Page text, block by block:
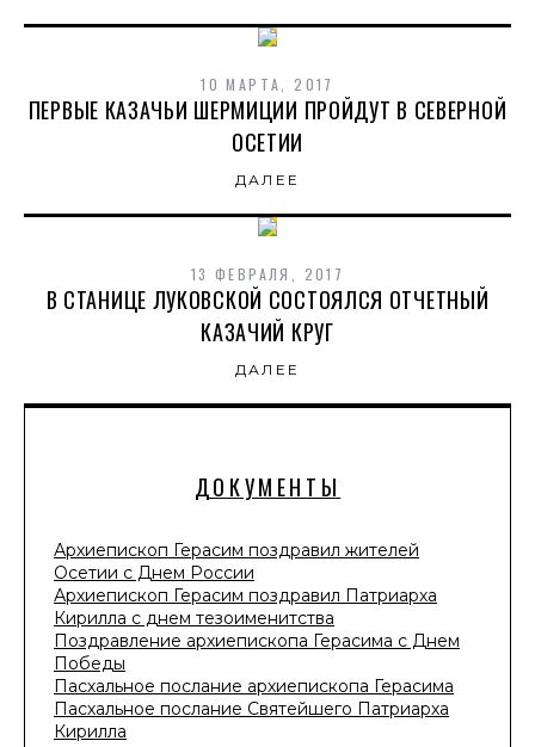
ДОКУМЕНТЫ
Архиепископ Герасим поздравил жителей
Осетии с Днем России
Архиепископ Герасим поздравил Патриарха
Кирилла с днем тезоименитства
Поздравление архиепископа Герасима с Днем
Победы
Пасхальное послание архиепископа Герасима
Пасхальное послание Святейшего Патриарха
Кирилла
10 МАРТА, 2017
ПЕРВЫЕ КАЗАЧЬИ ШЕРМИЦИИ ПРОЙДУТ В СЕВЕРНОЙ
ОСЕТИИ
ДАЛЕЕ
13 ФЕВРАЛЯ, 2017
В СТАНИЦЕ ЛУКОВСКОЙ СОСТОЯЛСЯ ОТЧЕТНЫЙ
КАЗАЧИЙ КРУГ
ДАЛЕЕ